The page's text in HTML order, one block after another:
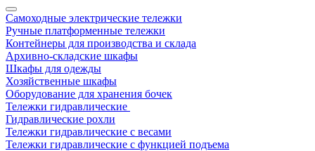
Самоходные электрические тележки
Ручные платформенные тележки
Контейнеры для производства и склада
Архивно-складские шкафы
Шкафы для одежды
Хозяйственные шкафы
Оборудование для хранения бочек
Тележки гидравлические
Гидравлические рохли
Тележки гидравлические с весами
Тележки гидравлические с функцией подъема